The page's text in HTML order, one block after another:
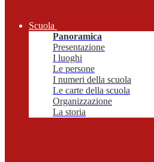
Scuola
Panoramica
Presentazione
I luoghi
Le persone
I numeri della scuola
Le carte della scuola
Organizzazione
La storia